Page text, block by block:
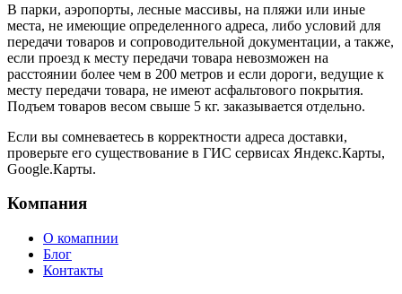
В парки, аэропорты, лесные массивы, на пляжи или иные
места, не имеющие определенного адреса, либо условий для
передачи товаров и сопроводительной документации, а также,
если проезд к месту передачи товара невозможен на
расстоянии более чем в 200 метров и если дороги, ведущие к
месту передачи товара, не имеют асфальтового покрытия.
Подъем товаров весом свыше 5 кг. заказывается отдельно.
Если вы сомневаетесь в корректности адреса доставки,
проверьте его существование в ГИС сервисах Яндекс.Карты,
Google.Карты.
Компания
О комапнии
Блог
Контакты